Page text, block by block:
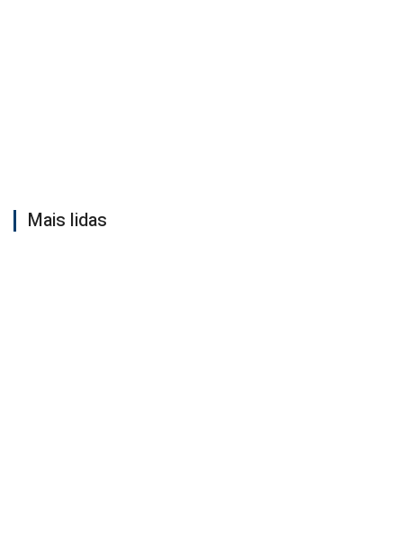
Mais lidas